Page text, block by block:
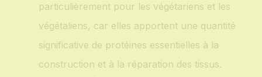
particulièrement pour les végétariens et les
végétaliens, car elles apportent une quantité
significative de protéines essentielles à la
construction et à la réparation des tissus.